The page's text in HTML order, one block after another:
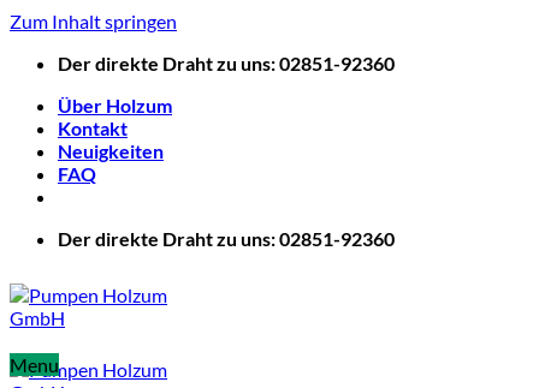
Zum Inhalt springen
Der direkte Draht zu uns: 02851-92360
Über Holzum
Kontakt
Neuigkeiten
FAQ
Der direkte Draht zu uns: 02851-92360
Menu